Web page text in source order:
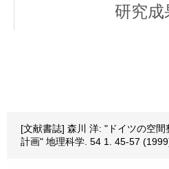
研究成
[文献書誌] 森川 洋: "ドイツの空
計画" 地理科学. 54 1. 45-57